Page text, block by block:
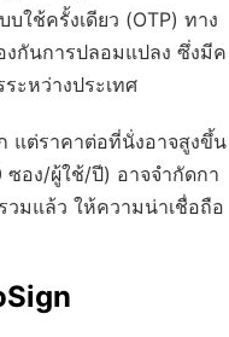
ใช้ครั้งเดียว (OTP) ทาง
งกันการปลอมแปลง ซึ่งมีค
ะหว่างประเทศ
แต่ราคาต่อที่นั่งอาจสูงขึ้น
อง/ผู้ใช้/ปี) อาจจำกัดกา
มแล้ว ให้ความน่าเชื่อถือ